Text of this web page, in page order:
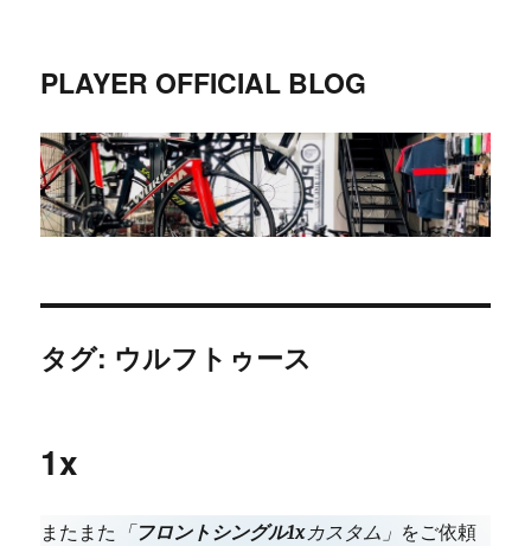
PLAYER OFFICIAL BLOG
タグ: ウルフトゥース
1x
またまた 「フロントシングル1xカスタム」 をご依頼